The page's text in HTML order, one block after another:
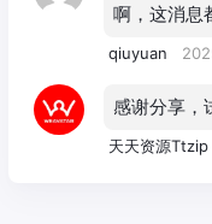
啊，这消息
qiuyuan
感谢分享，
天天资源Ttzip